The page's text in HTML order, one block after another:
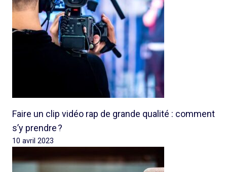
Faire un clip vidéo rap de grande qualité : comment
s’y prendre ?
10 avril 2023